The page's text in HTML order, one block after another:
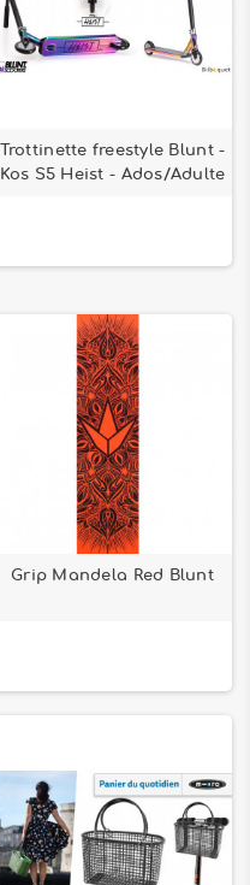
Trottinette freestyle Blunt -
Kos S5 Heist - Ados/Adulte
Grip Mandela Red Blunt